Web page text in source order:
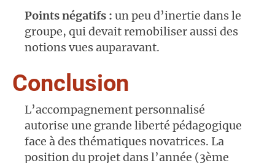
Points négatifs : un peu d’inertie dans le
groupe, qui devait remobiliser aussi des
notions vues auparavant.
Conclusion
L’accompagnement personnalisé
autorise une grande liberté pédagogique
face à des thématiques novatrices. La
position du projet dans l’année (3ème